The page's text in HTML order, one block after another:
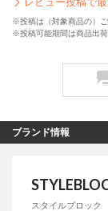
※投稿は（対象商品の）
※投稿可能期間は商品出
ブランド情報
スタイルブロック